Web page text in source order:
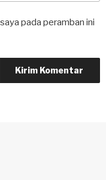
pada peramban ini